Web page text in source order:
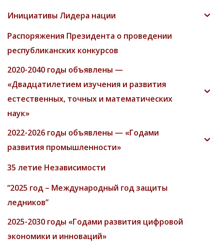
Инициативы Лидера нации
Распоряжения Президента о проведении
республиканских конкурсов
2020-2040 годы объявлены —
«Двадцатилетием изучения и развития
естественных, точных и математических
наук»
2022-2026 годы объявлены — «Годами
развития промышленности»
35 летие Независимости
“2025 год – Международный год защиты
ледников”
2025-2030 годы «Годами развития цифровой
экономики и инноваций»